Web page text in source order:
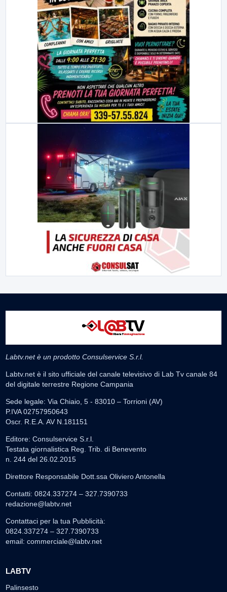
Labtv.net è un prodotto Consulservice S.r.l.
Labtv.net è il sito ufficiale del canale televisivo di Lab Tv canale 84
del digitale terrestre Regione Campania
Sede legale: Via Chiaio, 5 - 83010 – Torrioni (AV)
P.IVA 02757950643
Oscr. R.E.A. AV N.181151
Editore: Consulservice S.r.l.
Testata giornalistica Reg. Trib. di Benevento
n. 244 del 26.02.2015
Direttore Responsabile Dott.ssa Oliviero Antonella
Contatti: 0824.337274 – 327.7390733
redazione@labtv.net
Contattaci per la tua Pubblicità:
0824.337274 – 327.7390733
email: commerciale@labtv.net
LABTV
Palinsesto